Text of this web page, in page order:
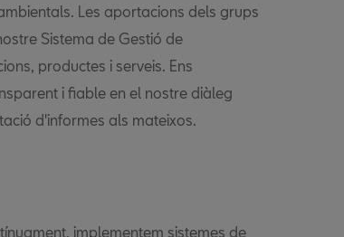
Les aportacions dels grups
Sistema de Gestió de
productes i serveis. Ens
i fiable en el nostre diàleg
d'informes als mateixos.
implementem sistemes de